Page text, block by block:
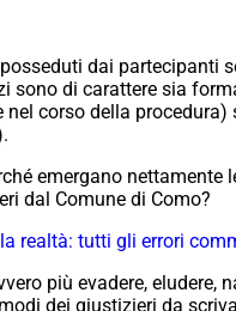
dai partecipanti
sono di carattere sia
corso della
emergano
dal Comune di Como?
realtà: tutti gli errori
più evadere,
dei giustizieri da